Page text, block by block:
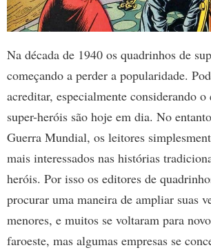
Na década de 1940 os quadrinhos de
começando a perder a popularidade.
acreditar, especialmente considerando o
super-heróis são hoje em dia. No
Guerra Mundial, os leitores
mais interessados ​​nas histórias
heróis. Por isso os editores de
procurar uma maneira de ampliar suas
menores, e muitos se voltaram para
faroeste, mas algumas empresas se